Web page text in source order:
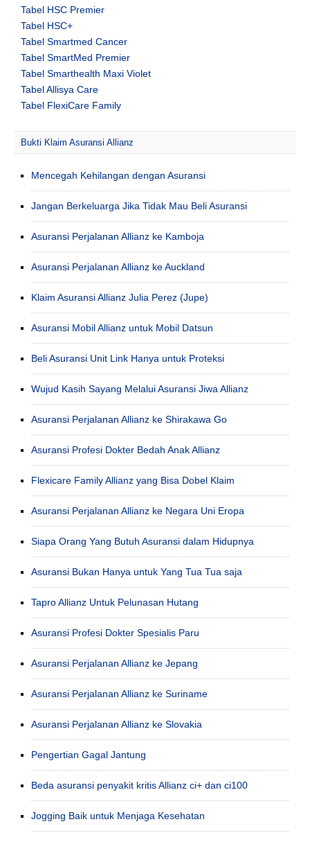
Tabel HSC Premier
Tabel HSC+
Tabel Smartmed Cancer
Tabel SmartMed Premier
Tabel Smarthealth Maxi Violet
Tabel Allisya Care
Tabel FlexiCare Family
Bukti Klaim Asuransi Allianz
Mencegah Kehilangan dengan Asuransi
Jangan Berkeluarga Jika Tidak Mau Beli Asuransi
Asuransi Perjalanan Allianz ke Kamboja
Asuransi Perjalanan Allianz ke Auckland
Klaim Asuransi Allianz Julia Perez (Jupe)
Asuransi Mobil Allianz untuk Mobil Datsun
Beli Asuransi Unit Link Hanya untuk Proteksi
Wujud Kasih Sayang Melalui Asuransi Jiwa Allianz
Asuransi Perjalanan Allianz ke Shirakawa Go
Asuransi Profesi Dokter Bedah Anak Allianz
Flexicare Family Allianz yang Bisa Dobel Klaim
Asuransi Perjalanan Allianz ke Negara Uni Eropa
Siapa Orang Yang Butuh Asuransi dalam Hidupnya
Asuransi Bukan Hanya untuk Yang Tua Tua saja
Tapro Allianz Untuk Pelunasan Hutang
Asuransi Profesi Dokter Spesialis Paru
Asuransi Perjalanan Allianz ke Jepang
Asuransi Perjalanan Allianz ke Suriname
Asuransi Perjalanan Allianz ke Slovakia
Pengertian Gagal Jantung
Beda asuransi penyakit kritis Allianz ci+ dan ci100
Jogging Baik untuk Menjaga Kesehatan